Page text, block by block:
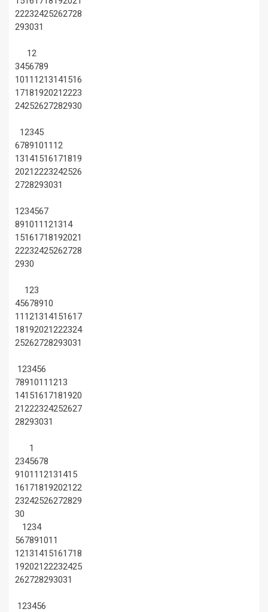
22232425262728
293031
12
3456789
1011 1213141516
17181920212223
24252627282930
12345
67891011 12
13141516171819
20212223242526
2728293031
1234567
891011 121314
15161718192021
22232425262728
2930
123
45678910
11 121314151617
18192021222324
25262728293031
123456
7891011 1213
14151617181920
21222324252627
28293031
1
2345678
91011 12131415
16171819202122
23242526272829
30
1234
567891011
12131415161718
19202122232425
262728293031
123456